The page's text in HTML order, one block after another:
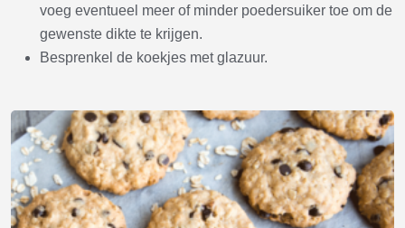
voeg eventueel meer of minder poedersuiker toe om de
gewenste dikte te krijgen.
Besprenkel de koekjes met glazuur.